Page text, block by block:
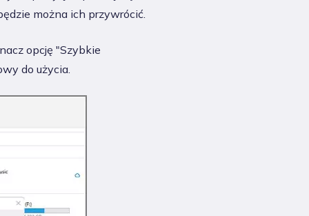
można ich przywrócić.
opcję "Szybkie
do użycia.